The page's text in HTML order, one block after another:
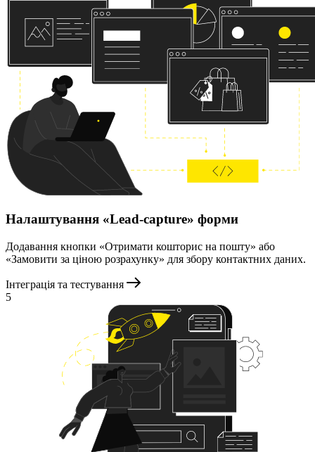
Налаштування «Lead-capture» форми
Додавання кнопки «Отримати кошторис на пошту» або
«Замовити за ціною розрахунку» для збору контактних даних.
Інтеграція та тестування
5